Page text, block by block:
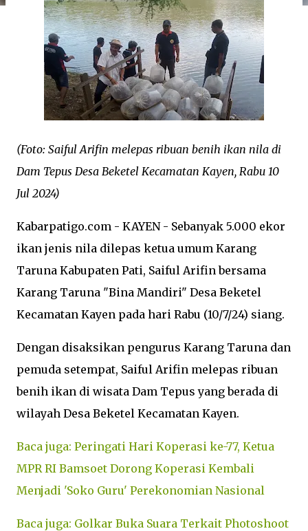
(Foto: Saiful Arifin melepas ribuan benih ikan nila di
Dam Tepus Desa Beketel Kecamatan Kayen, Rabu 10
Jul 2024)
Kabarpatigo.com - KAYEN - Sebanyak 5.000 ekor
ikan jenis nila dilepas ketua umum Karang
Taruna Kabupaten Pati, Saiful Arifin bersama
Karang Taruna "Bina Mandiri" Desa Beketel
Kecamatan Kayen pada hari Rabu (10/7/24) siang.
Dengan disaksikan pengurus Karang Taruna dan
pemuda setempat, Saiful Arifin melepas ribuan
benih ikan di wisata Dam Tepus yang berada di
wilayah Desa Beketel Kecamatan Kayen.
Baca juga: Peringati Hari Koperasi ke-77, Ketua
MPR RI Bamsoet Dorong Koperasi Kembali
Menjadi 'Soko Guru' Perekonomian Nasional
Baca juga: Golkar Buka Suara Terkait Photoshoot